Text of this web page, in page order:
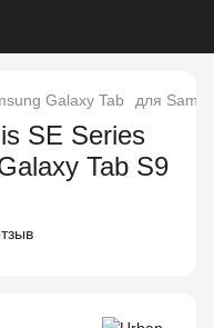
Galaxy Tab для
SE Series
Tab S9